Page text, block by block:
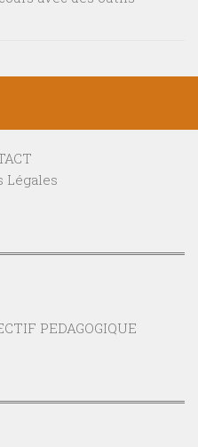
Légales
PEDAGOGIQUE